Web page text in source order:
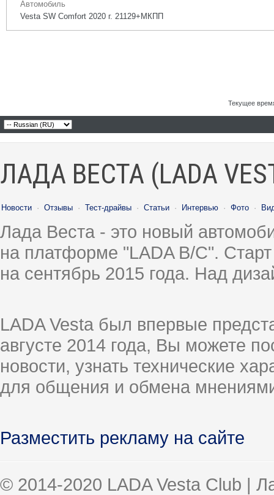
Автомобиль
Vesta SW Comfort 2020 г. 21129+МКПП
Текущее
ЛАДА ВЕСТА (LADA
Новости · Отзывы · Тест-драйвы · Статьи · Интервью · Фото ·
Лада Веста - это новый
на платформе "LADA B/C".
на сентябрь 2015 года. Над
LADA Vesta был впервые
августе 2014 года, Вы можете
новости, узнать технические
для общения и обмена
Разместить рекламу на сайте
© 2014-2020 LADA Vesta Club |